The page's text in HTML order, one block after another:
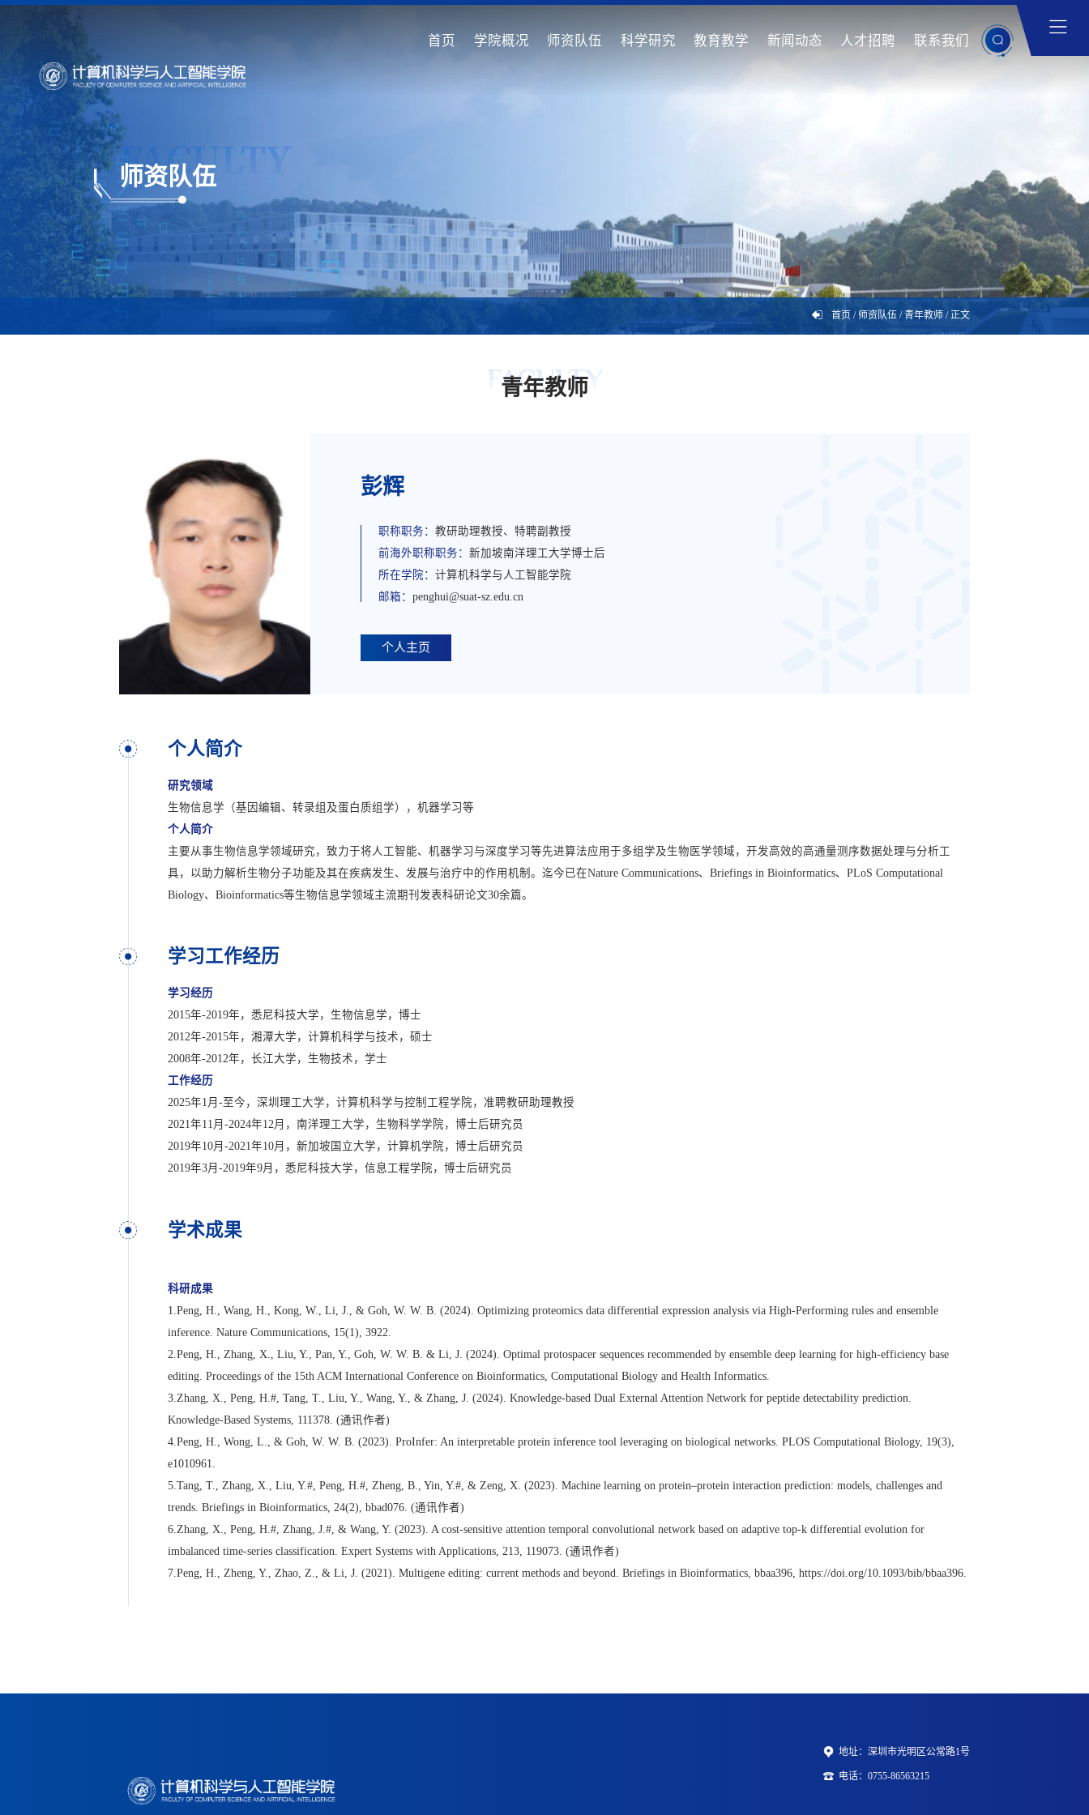
首页 学院概况 师资队伍 科学研究 教育教学 新闻动态 人才招聘 联系我们
FACULTY
师资队伍
首页 / 师资队伍 /青年教师 / 正文
FACULTY
青年教师
彭辉
职称职务：教研助理教授、特聘副教授
前海外职称职务：新加坡南洋理工大学博士后
所在学院：计算机科学与人工智能学院
邮箱：penghui@suat-sz.edu.cn
个人主页
个人简介
研究领域
生物信息学（基因编辑、转录组及蛋白质组学），机器学习等
个人简介
主要从事生物信息学领域研究，致力于将人工智能、机器学习与深度学习等先进算法应用于多组学及生物医学领域，开发高效的高通量测序数据处理与分析工
具，以助力解析生物分子功能及其在疾病发生、发展与治疗中的作用机制。迄今已在Nature Communications、Briefings in Bioinformatics、PLoS Computational
Biology、Bioinformatics等生物信息学领域主流期刊发表科研论文30余篇。
学习工作经历
学习经历
2015年-2019年，悉尼科技大学，生物信息学，博士
2012年-2015年，湘潭大学，计算机科学与技术，硕士
2008年-2012年，长江大学，生物技术，学士
工作经历
2025年1月-至今，深圳理工大学，计算机科学与控制工程学院，准聘教研助理教授
2021年11月-2024年12月，南洋理工大学，生物科学学院，博士后研究员
2019年10月-2021年10月，新加坡国立大学，计算机学院，博士后研究员
2019年3月-2019年9月，悉尼科技大学，信息工程学院，博士后研究员
学术成果
科研成果
1.Peng, H., Wang, H., Kong, W., Li, J., & Goh, W. W. B. (2024). Optimizing proteomics data differential expression analysis via High-Performing rules and ensemble
inference. Nature Communications, 15(1), 3922.
2.Peng, H., Zhang, X., Liu, Y., Pan, Y., Goh, W. W. B. & Li, J. (2024). Optimal protospacer sequences recommended by ensemble deep learning for high-efficiency base
editing. Proceedings of the 15th ACM International Conference on Bioinformatics, Computational Biology and Health Informatics.
3.Zhang, X., Peng, H.#, Tang, T., Liu, Y., Wang, Y., & Zhang, J. (2024). Knowledge-based Dual External Attention Network for peptide detectability prediction.
Knowledge-Based Systems, 111378. (通讯作者)
4.Peng, H., Wong, L., & Goh, W. W. B. (2023). ProInfer: An interpretable protein inference tool leveraging on biological networks. PLOS Computational Biology, 19(3),
e1010961.
5.Tang, T., Zhang, X., Liu, Y.#, Peng, H.#, Zheng, B., Yin, Y.#, & Zeng, X. (2023). Machine learning on protein–protein interaction prediction: models, challenges and
trends. Briefings in Bioinformatics, 24(2), bbad076. (通讯作者)
6.Zhang, X., Peng, H.#, Zhang, J.#, & Wang, Y. (2023). A cost-sensitive attention temporal convolutional network based on adaptive top-k differential evolution for
imbalanced time-series classification. Expert Systems with Applications, 213, 119073. (通讯作者)
7.Peng, H., Zheng, Y., Zhao, Z., & Li, J. (2021). Multigene editing: current methods and beyond. Briefings in Bioinformatics, bbaa396, https://doi.org/10.1093/bib/bbaa396.
地址：深圳市光明区公常路1号
电话：0755-86563215